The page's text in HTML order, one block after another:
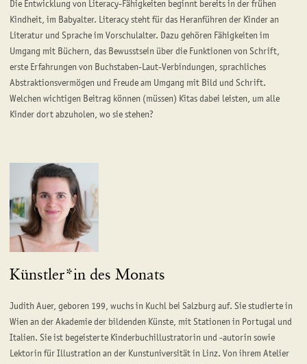
Die Entwicklung von Literacy-Fähigkeiten beginnt bereits in der frühen
Kindheit, im Babyalter. Literacy steht für das Heranführen der Kinder an
Literatur und Sprache im Vorschulalter. Dazu gehören Fähigkeiten im
Umgang mit Büchern, das Bewusstsein über die Funktionen von Schrift,
erste Erfahrungen von Buchstaben-Laut-Verbindungen, sprachliches
Abstraktionsvermögen und Freude am Umgang mit Bild und Schrift.
Welchen wichtigen Beitrag können (müssen) Kitas dabei leisten, um alle
Kinder dort abzuholen, wo sie stehen?
Künstler*in des Monats
Judith Auer, geboren 199, wuchs in Kuchl bei Salzburg auf. Sie studierte in
Wien an der Akademie der bildenden Künste, mit Stationen in Portugal und
Italien. Sie ist begeisterte Kinderbuchillustratorin und -autorin sowie
Lektorin für Illustration an der Kunstuniversität in Linz. Von ihrem Atelier